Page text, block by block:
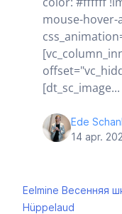
mouse-
[dt_sc_image...
Ede
14 apr.
Eelmine Весенняя
Hüppelaud